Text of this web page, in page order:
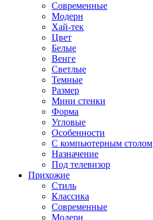
Современные
Модерн
Хай-тек
Цвет
Белые
Венге
Светлые
Темные
Размер
Мини стенки
Форма
Угловые
Особенности
С компьютерным столом
Назначение
Под телевизор
Прихожие
Стиль
Классика
Современные
Модерн